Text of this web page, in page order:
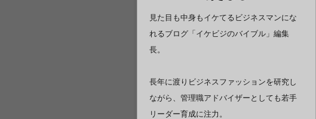
見た目も中身もイケてるビジネスマンにな
れるブログ「イケビジのバイブル」編集
長。
長年に渡りビジネスファッションを研究し
ながら、管理職アドバイザーとしても若手
リーダー育成に注力。